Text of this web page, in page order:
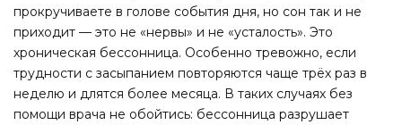
прокручиваете в голове события дня, но сон так и не
приходит — это не «нервы» и не «усталость». Это
хроническая бессонница. Особенно тревожно, если
трудности с засыпанием повторяются чаще трёх раз в
неделю и длятся более месяца. В таких случаях без
помощи врача не обойтись: бессонница разрушает